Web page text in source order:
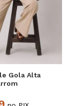
Gola Alta